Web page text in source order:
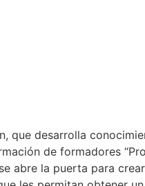
que desarrolla
de formadores
abre la puerta para